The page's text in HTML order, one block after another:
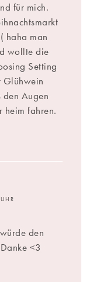
für mich.
haha man
wollte die
Setting
Glühwein
Augen
heim fahren.
den
<3